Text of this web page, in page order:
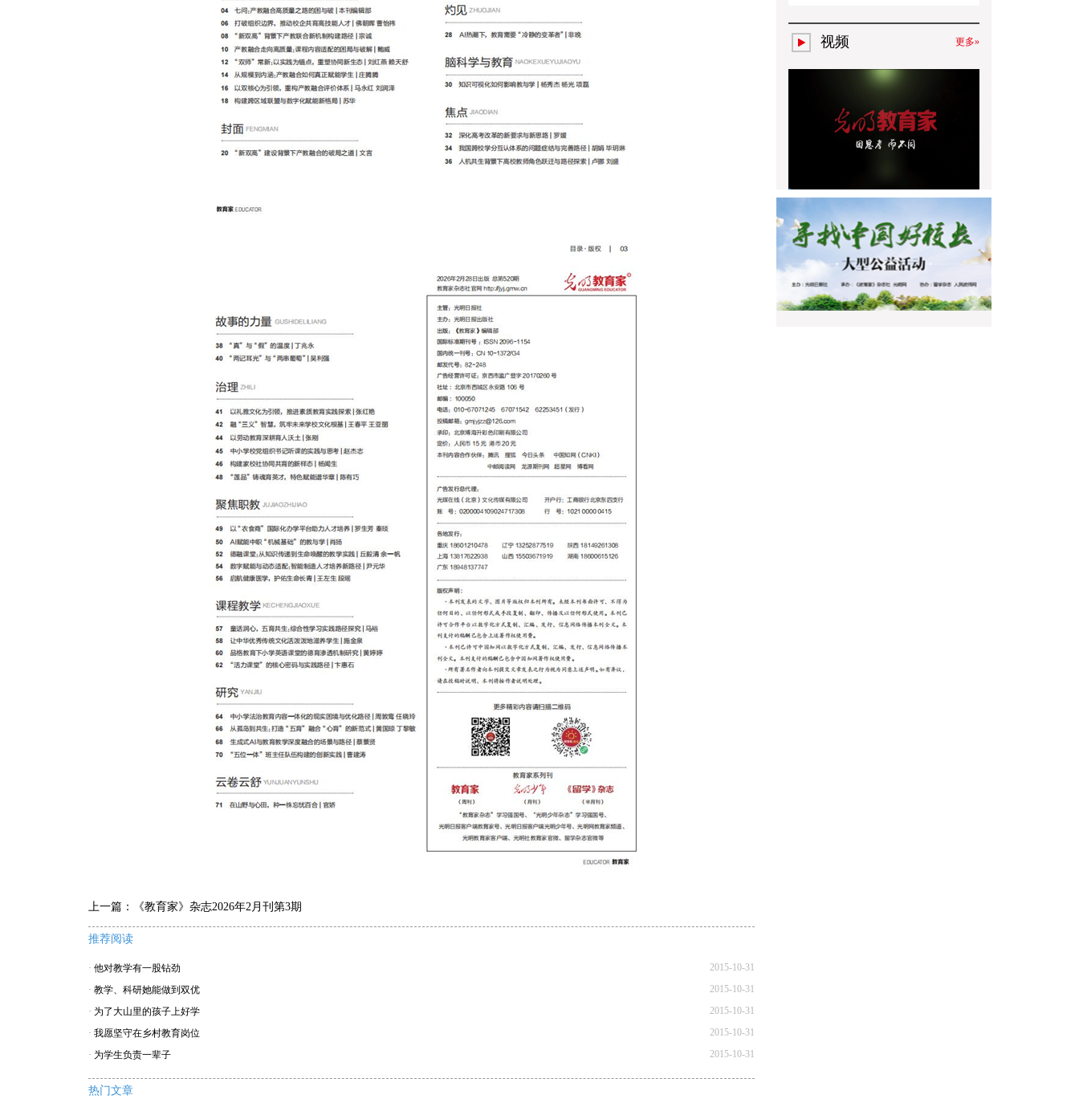
上一篇： 《教育家》杂志2026年2月刊第3期
推荐阅读
2015-10-31
· 他对教学有一股钻劲
2015-10-31
· 教学、科研她能做到双优
2015-10-31
· 为了大山里的孩子上好学
2015-10-31
· 我愿坚守在乡村教育岗位
2015-10-31
· 为学生负责一辈子
热门文章
视频 更多»